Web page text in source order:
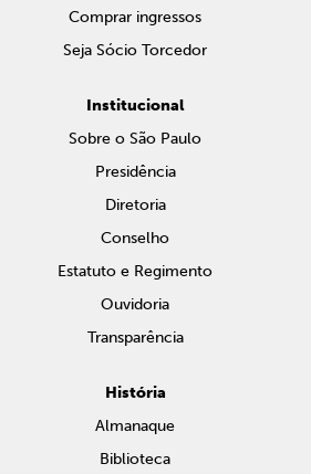
Comprar ingressos
Seja Sócio Torcedor
Institucional
Sobre o São Paulo
Presidência
Diretoria
Conselho
Estatuto e Regimento
Ouvidoria
Transparência
História
Almanaque
Biblioteca